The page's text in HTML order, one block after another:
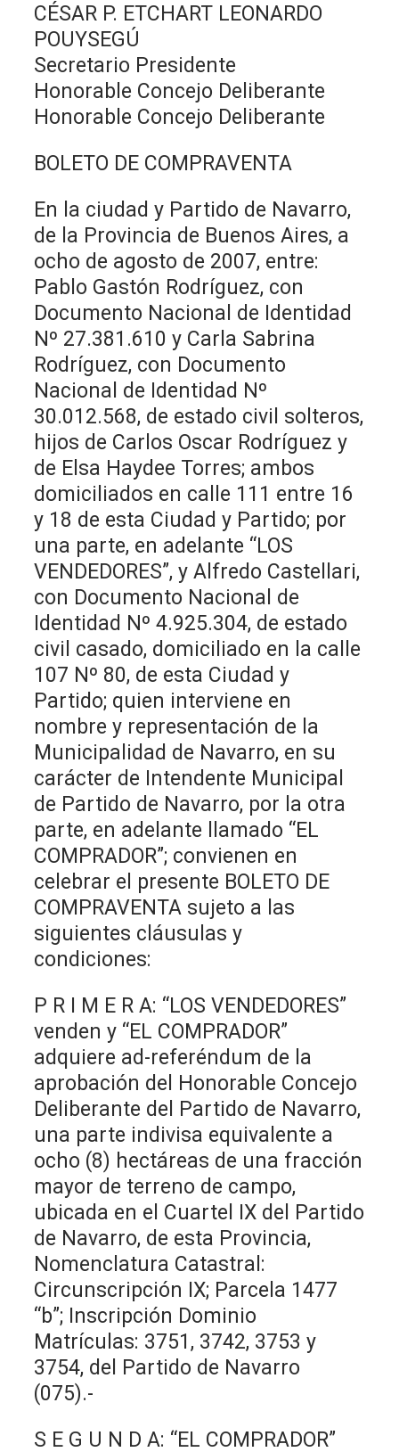
CÉSAR P. ETCHART LEONARDO
POUYSEGÚ
Secretario Presidente
Honorable Concejo Deliberante
Honorable Concejo Deliberante
BOLETO DE COMPRAVENTA
En la ciudad y Partido de Navarro,
de la Provincia de Buenos Aires, a
ocho de agosto de 2007, entre:
Pablo Gastón Rodríguez, con
Documento Nacional de Identidad
Nº 27.381.610 y Carla Sabrina
Rodríguez, con Documento
Nacional de Identidad Nº
30.012.568, de estado civil solteros,
hijos de Carlos Oscar Rodríguez y
de Elsa Haydee Torres; ambos
domiciliados en calle 111 entre 16
y 18 de esta Ciudad y Partido; por
una parte, en adelante “LOS
VENDEDORES”, y Alfredo Castellari,
con Documento Nacional de
Identidad Nº 4.925.304, de estado
civil casado, domiciliado en la calle
107 Nº 80, de esta Ciudad y
Partido; quien interviene en
nombre y representación de la
Municipalidad de Navarro, en su
carácter de Intendente Municipal
de Partido de Navarro, por la otra
parte, en adelante llamado “EL
COMPRADOR”; convienen en
celebrar el presente BOLETO DE
COMPRAVENTA sujeto a las
siguientes cláusulas y
condiciones:
P R I M E R A: “LOS VENDEDORES”
venden y “EL COMPRADOR”
adquiere ad-referéndum de la
aprobación del Honorable Concejo
Deliberante del Partido de Navarro,
una parte indivisa equivalente a
ocho (8) hectáreas de una fracción
mayor de terreno de campo,
ubicada en el Cuartel IX del Partido
de Navarro, de esta Provincia,
Nomenclatura Catastral:
Circunscripción IX; Parcela 1477
“b”; Inscripción Dominio
Matrículas: 3751, 3742, 3753 y
3754, del Partido de Navarro
(075).-
S E G U N D A: “EL COMPRADOR”